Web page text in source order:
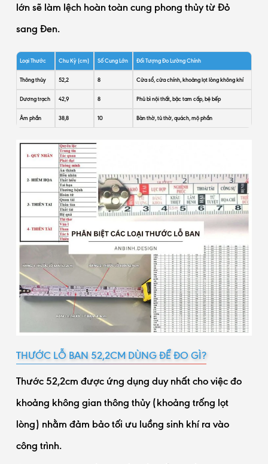
lớn sẽ làm lệch hoàn toàn cung phong thủy từ Đỏ
sang Đen.
Loại Thước Chu Kỳ (cm) Số Cung Lớn Đối Tượng Đo Lường Chính
Thông thủy 52,2 8 Cửa sổ, cửa chính, khoảng lọt lòng không khí
Dương trạch 42,9 8 Phủ bì nội thất, bậc tam cấp, bệ bếp
Âm phần 38,8 10 Bàn thờ, tủ thờ, quách, mộ phần
THƯỚC LỖ BAN 52,2CM DÙNG ĐỂ ĐO GÌ?
Thước 52,2cm được ứng dụng duy nhất cho việc đo
khoảng không gian thông thủy (khoảng trống lọt
lòng) nhằm đảm bảo tối ưu luồng sinh khí ra vào
công trình.